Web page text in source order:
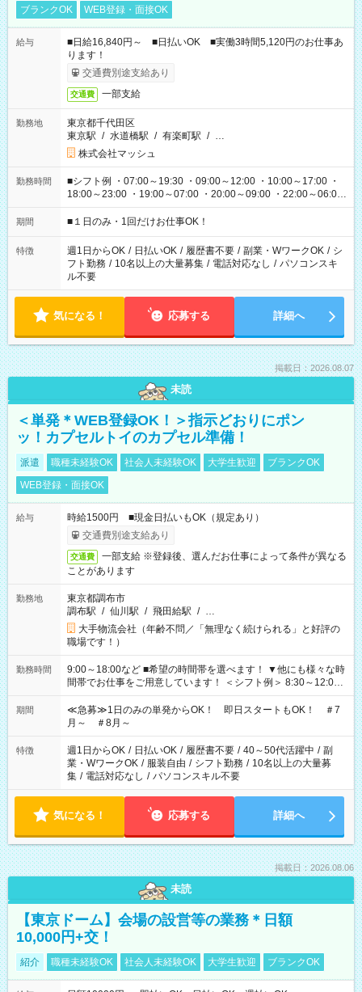
ブランクOK
WEB登録・面接OK
給与
■日給16,840円～ ■日払いOK ■実働3時間5,120円のお仕事あ
ります！
交通費別途支給あり
交通費 一部支給
勤務地
東京都千代田区
東京駅 / 水道橋駅 / 有楽町駅 / …
株式会社マッシュ
勤務時間
■シフト例 ・07:00～19:30 ・09:00～12:00 ・10:00～17:00 ・
18:00～23:00 ・19:00～07:00 ・20:00～09:00 ・22:00～06:00
etc ★最短で3時間で5,120円のお仕事から 15時間で2万円近く稼
げるお仕事も！ ご希望のお時間に合わせてご紹介！ ※シフトは
ください！
期間 ■１日のみ・1回だけお仕事OK！
特徴 週1日からOK / 日払いOK / 履歴書不要 / 副業・WワークOK / シ
フト勤務 / 10名以上の大量募集 / 電話対応なし / パソコンスキ
ル不要
気になる！ 応募する 詳細へ
掲載日：2026.08.07
未読
＜単発＊WEB登録OK！＞指示どおりにポン
ッ！カプセルトイのカプセル準備！
派遣 職種未経験OK 社会人未経験OK 大学生歓迎
ブランクOK
WEB登録・面接OK
給与
時給1500円 ■現金日払いもOK（規定あり）
交通費別途支給あり
交通費
一部支給 ※登録後、選んだお仕事によって条件が異なる
ことがあります
勤務地
東京都調布市
調布駅 / 仙川駅 / 飛田給駅 / …
大手物流会社（年齢不問／「無理なく続けられる」と好評の
職場です！）
勤務時間
9:00～18:00など ■希望の時間帯を選べます！ ▼他にも様々な時
間帯でお仕事をご用意しています！ ＜シフト例＞ 8:30～12:00
17:00～22:00 13:00～22:00 22:00～翌6:00 など
期間
≪急募≫1日のみの単発からOK！ 即日スタートもOK！ ＃7
月～ ＃8月～
特徴 週1日からOK / 日払いOK / 履歴書不要 / 40～50代活躍中 / 副
業・WワークOK / 服装自由 / シフト勤務 / 10名以上の大量募
集 / 電話対応なし / パソコンスキル不要
気になる！ 応募する 詳細へ
掲載日：2026.08.06
未読
【東京ドーム】会場の設営等の業務＊日額
10,000円+交！
紹介 職種未経験OK 社会人未経験OK 大学生歓迎 ブランクOK